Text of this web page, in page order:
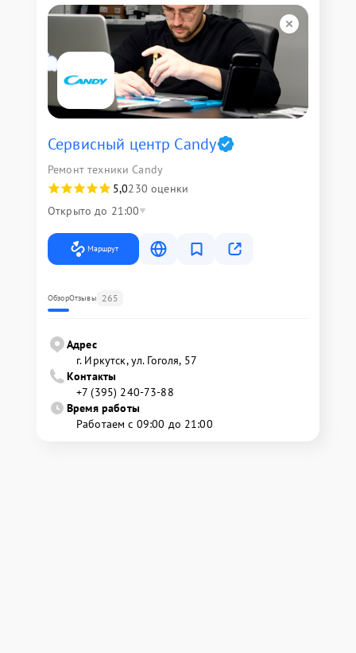
Сервисный центр Candy
Ремонт техники Candy
5,0230 оценки
Открыто до 21:00
Маршрут
ОбзорОтзывы 265
Адрес
г. Иркутск, ул. ​Гоголя, 57
Контакты
+7 (395) 240-73-88
Время работы
Работаем с 09:00 до 21:00